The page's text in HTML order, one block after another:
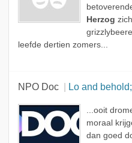
Herzog
leefde dertien zomers...
NPO Doc Lo and behold; reveries of the
...ooit
moraal
dan goed